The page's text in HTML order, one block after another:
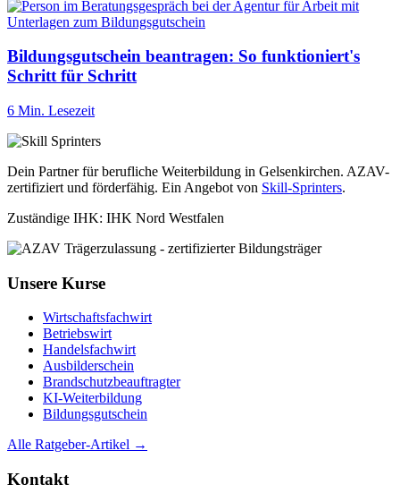
Bildungsgutschein beantragen: So funktioniert's
Schritt für Schritt
6 Min. Lesezeit
Dein Partner für berufliche Weiterbildung in Gelsenkirchen. AZAV-
zertifiziert und förderfähig. Ein Angebot von Skill-Sprinters.
Zuständige IHK: IHK Nord Westfalen
Unsere Kurse
Wirtschaftsfachwirt
Betriebswirt
Handelsfachwirt
Ausbilderschein
Brandschutzbeauftragter
KI-Weiterbildung
Bildungsgutschein
Alle Ratgeber-Artikel →
Kontakt